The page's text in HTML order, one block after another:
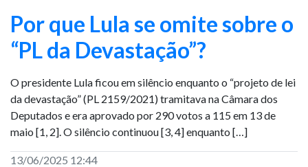
Por que Lula se omite sobre o
“PL da Devastação”?
O presidente Lula ficou em silêncio enquanto o “projeto de lei
da devastação” (PL 2159/2021) tramitava na Câmara dos
Deputados e era aprovado por 290 votos a 115 em 13 de
maio [1, 2]. O silêncio continuou [3, 4] enquanto […]
13/06/2025 12:44